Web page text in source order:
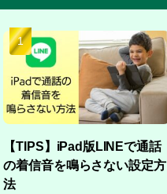
【TIPS】iPad版LINEで通話
の着信音を鳴らさない設定方
法